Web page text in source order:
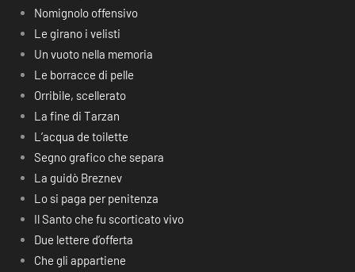
Nomignolo offensivo
Le girano i velisti
Un vuoto nella memoria
Le borracce di pelle
Orribile, scellerato
La fine di Tarzan
L’acqua de toilette
Segno grafico che separa
La guidò Breznev
Lo si paga per penitenza
Il Santo che fu scorticato vivo
Due lettere d’offerta
Che gli appartiene